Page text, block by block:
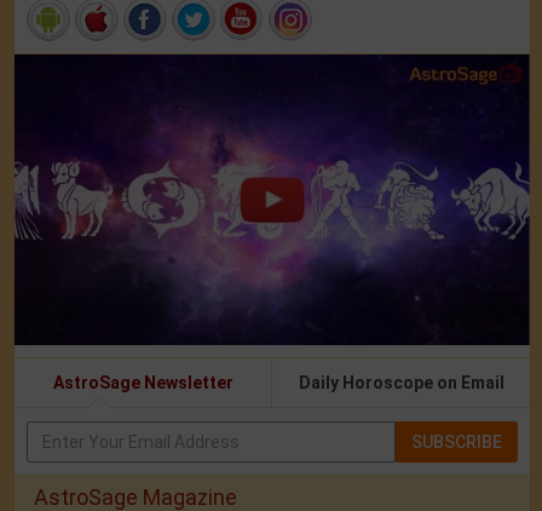
AstroSage Newsletter Daily Horoscope on Email
SUBSCRIBE
AstroSage Magazine